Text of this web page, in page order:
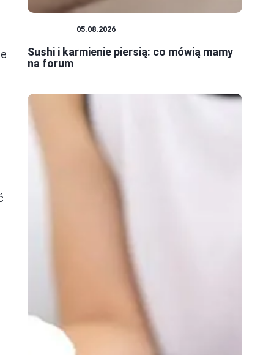
05.08.2026
Sushi i karmienie piersią: co mówią mamy
na forum